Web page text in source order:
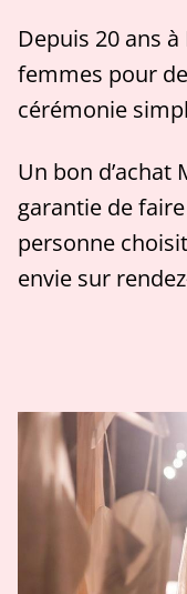
Depuis 20 ans à
femmes pour
cérémonie
Un bon d’achat
garantie de
personne
envie sur